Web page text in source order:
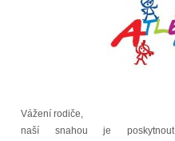
Vážení rodiče,
naší snahou je poskytnout